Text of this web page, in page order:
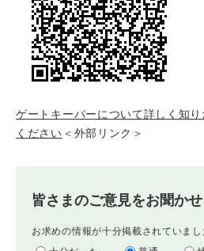
ゲートキーパーについて詳しく知
ください ＜外部リンク＞
皆さまのご意見をお聞か
お求めの情報が十分掲載されていまし